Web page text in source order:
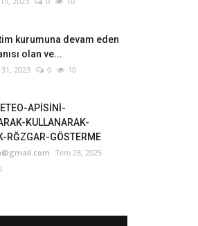
kurumuna devam eden
olan ve...
2023 0 10
APİSİNİ-
KULLANARAK-
RĞZGAR-GÖSTERME
Tem 28, 2025